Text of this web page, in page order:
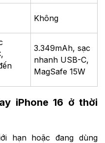
Không
3.349mAh, sạc
nhanh USB-C,
MagSafe 15W
iPhone 16 ở thời
hạn hoặc đang dùng